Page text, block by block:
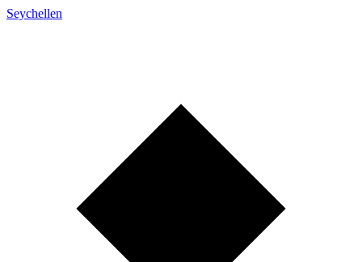
Seychellen